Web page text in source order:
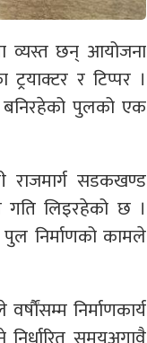
व्यस्त छन् आयोजना
र टिप्पर ।
बनिरहेको पुलको एक
राजमार्ग सडकखण्ड
गति लिइरहेको छ ।
पुल निर्माणको कामले
निर्माणकार्य